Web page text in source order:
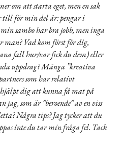
om att starta eget, men en sak
till för min del är: pengar i
min sambo har bra jobb, men inga
man? Vad kom först för dig,
fall hur/var fick du dem) eller
uppdrag? Många ”kreativa
som har relativt
dig att kunna få mat på
som är ”beroende” av en viss
Några tips? Jag tycker att du
inte du tar min fråga fel. Tack